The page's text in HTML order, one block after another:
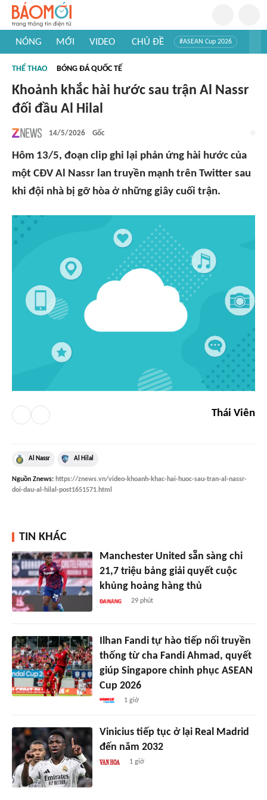
NÓNG MỚI VIDEO CHỦ ĐỀ #ASEAN Cup 2026
#Khám phá thế giới
THỂ THAO BÓNG ĐÁ QUỐC TẾ
Khoảnh khắc hài hước sau trận Al Nassr
đối đầu Al Hilal
14/5/2026 Gốc
Hôm 13/5, đoạn clip ghi lại phản ứng hài hước của
một CĐV Al Nassr lan truyền mạnh trên Twitter sau
khi đội nhà bị gỡ hòa ở những giây cuối trận.
Thái Viên
Al Nassr Al Hilal
Nguồn Znews: https://znews.vn/video-khoanh-khac-hai-huoc-sau-tran-al-nassr-
doi-dau-al-hilal-post1651571.html
TIN KHÁC
Manchester United sẵn sàng chi
21,7 triệu bảng giải quyết cuộc
khủng hoảng hàng thủ
29 phút
Ilhan Fandi tự hào tiếp nối truyền
thống từ cha Fandi Ahmad, quyết
giúp Singapore chinh phục ASEAN
Cup 2026
1 giờ
Vinicius tiếp tục ở lại Real Madrid
đến năm 2032
1 giờ